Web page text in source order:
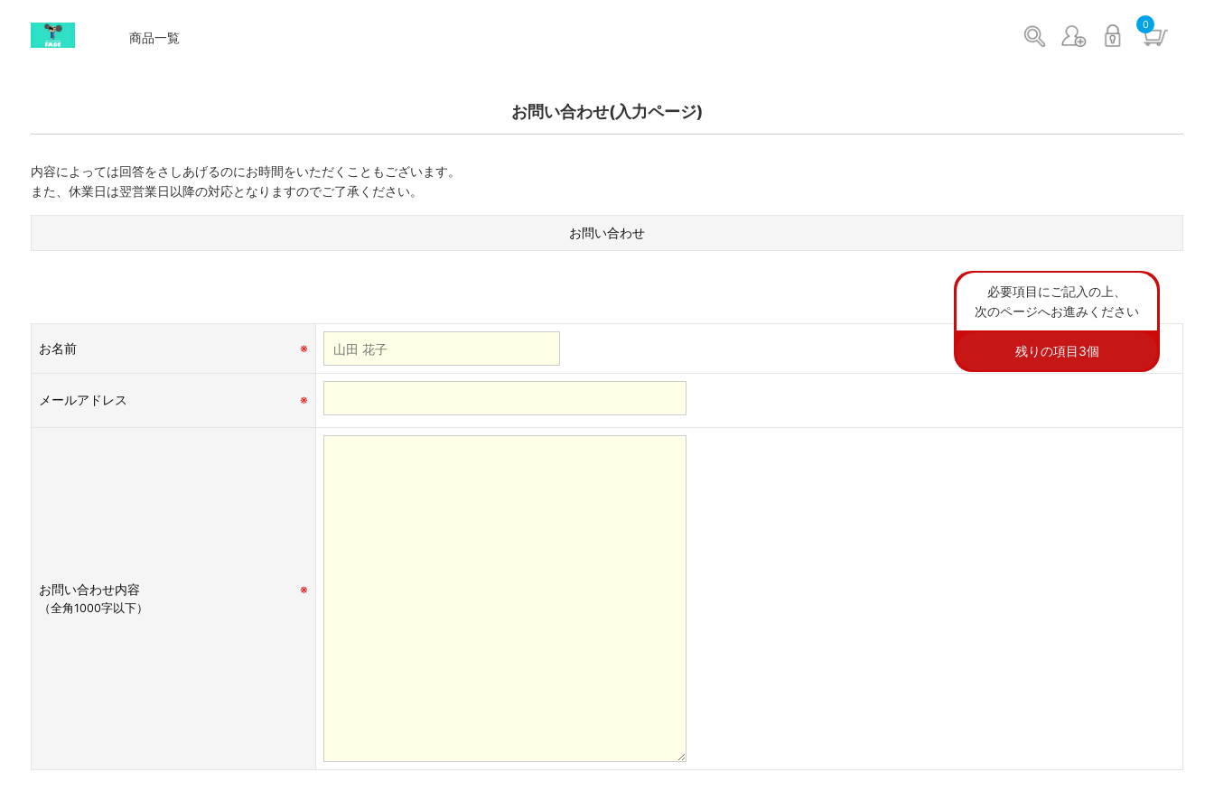
商品一覧
0
お問い合わせ(入力ページ)
内容によっては回答をさしあげるのにお時間をいただくこともございます。
また、休業日は翌営業日以降の対応となりますのでご了承ください。
お問い合わせ
お名前 ※
メールアドレス ※
お問い合わせ内容 ※
（全角1000字以下）
必要項目にご記入の上、
次のページへお進みください
残りの項目3個